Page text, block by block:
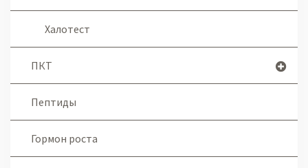
Халотест
ПКТ
Пептиды
Гормон роста